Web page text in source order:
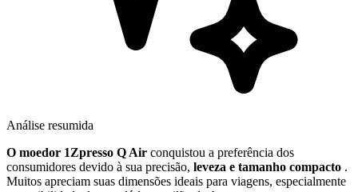
Análise resumida
O moedor 1Zpresso Q Air conquistou a preferência dos
consumidores devido à sua precisão, leveza e tamanho compacto .
Muitos apreciam suas dimensões ideais para viagens, especialmente